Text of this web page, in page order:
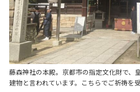
藤森神社の本殿。京都市の指定文化財で、
建物と言われています。こちらでご祈祷を受